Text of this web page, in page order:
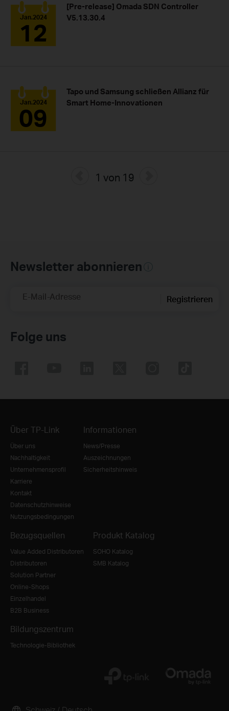
Jan.2024
12
[Pre-release] Omada SDN Controller
V5.13.30.4
Jan.2024
09
Tapo und Samsung schließen Allianz für
Smart Home-Innovationen
1 von 19
Newsletter abonnieren
E-Mail-Adresse Registrieren
Folge uns
Über TP-Link
Über uns
Nachhaltigkeit
Unternehmensprofil
Karriere
Kontakt
Datenschutzhinweise
Nutzungsbedingungen
Informationen
News/Presse
Auszeichnungen
Sicherheitshinweis
Bezugsquellen
Value Added Distributoren
Distributoren
Solution Partner
Online-Shops
Einzelhandel
B2B Business
Produkt Katalog
SOHO Katalog
SMB Katalog
Bildungszentrum
Technologie-Bibliothek